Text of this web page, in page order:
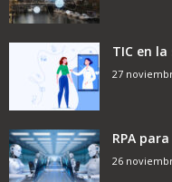
TIC en la
27
RPA
26